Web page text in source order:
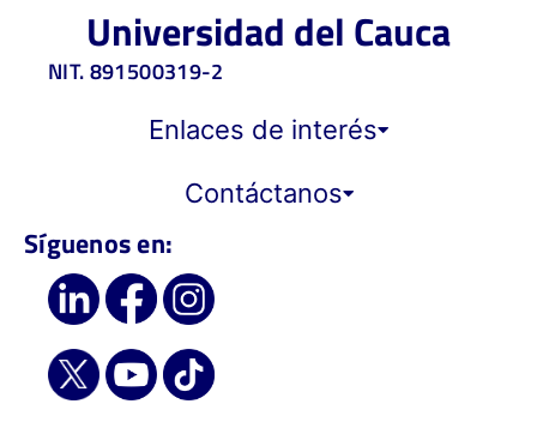
Universidad del Cauca
NIT. 891500319-2
Enlaces de interés
Contáctanos
Síguenos en: